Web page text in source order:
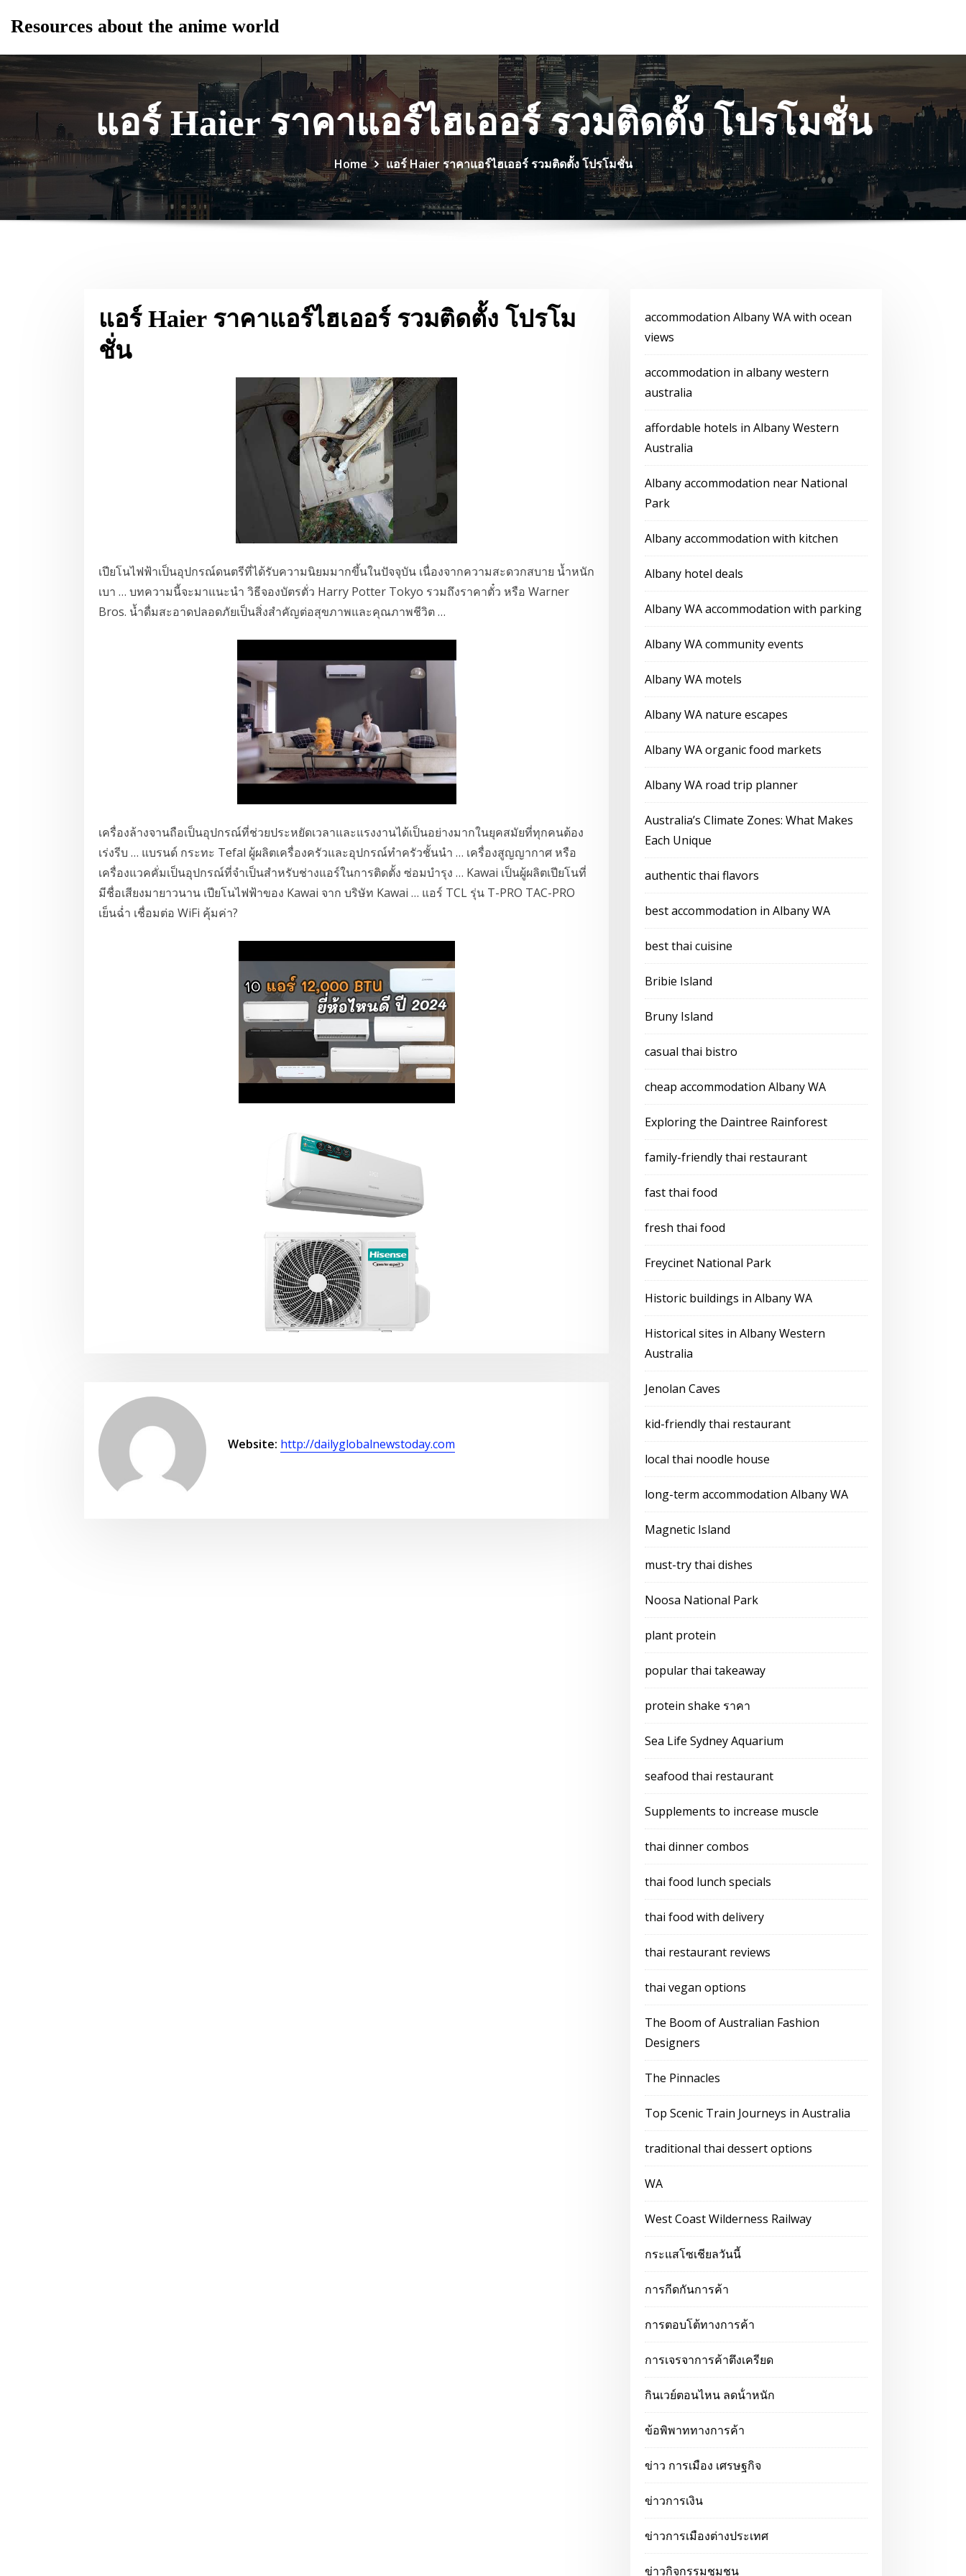
Resources about the anime world
แอร์ Haier ราคาแอร์ไฮเออร์ รวมติดตั้ง โปรโมชั่น
Home แอร์ Haier ราคาแอร์ไฮเออร์ รวมติดตั้ง โปรโมชั่น
แอร์ Haier ราคาแอร์ไฮเออร์ รวมติดตั้ง โปรโม
ชั่น
เปียโนไฟฟ้าเป็นอุปกรณ์ดนตรีที่ได้รับความนิยมมากขึ้นในปัจจุบัน เนื่องจากความสะดวกสบาย น้ำหนัก
เบา … บทความนี้จะมาแนะนำ วิธีจองบัตรตั่ว Harry Potter Tokyo รวมถึงราคาตั๋ว หรือ Warner
Bros. น้ำดื่มสะอาดปลอดภัยเป็นสิ่งสำคัญต่อสุขภาพและคุณภาพชีวิต …
เครื่องล้างจานถือเป็นอุปกรณ์ที่ช่วยประหยัดเวลาและแรงงานได้เป็นอย่างมากในยุคสมัยที่ทุกคนต้อง
เร่งรีบ … แบรนด์ กระทะ Tefal ผู้ผลิตเครื่องครัวและอุปกรณ์ทำครัวชั้นนำ … เครื่องสูญญากาศ หรือ
เครื่องแวคคั่มเป็นอุปกรณ์ที่จำเป็นสำหรับช่างแอร์ในการติดตั้ง ซ่อมบำรุง … Kawai เป็นผู้ผลิตเปียโนที่
มีชื่อเสียงมายาวนาน เปียโนไฟฟ้าของ Kawai จาก บริษัท Kawai … แอร์ TCL รุ่น T-PRO TAC-PRO
เย็นฉ่ำ เชื่อมต่อ WiFi คุ้มค่า?
Website: http://dailyglobalnewstoday.com
accommodation Albany WA with ocean
views
accommodation in albany western
australia
affordable hotels in Albany Western
Australia
Albany accommodation near National
Park
Albany accommodation with kitchen
Albany hotel deals
Albany WA accommodation with parking
Albany WA community events
Albany WA motels
Albany WA nature escapes
Albany WA organic food markets
Albany WA road trip planner
Australia’s Climate Zones: What Makes
Each Unique
authentic thai flavors
best accommodation in Albany WA
best thai cuisine
Bribie Island
Bruny Island
casual thai bistro
cheap accommodation Albany WA
Exploring the Daintree Rainforest
family-friendly thai restaurant
fast thai food
fresh thai food
Freycinet National Park
Historic buildings in Albany WA
Historical sites in Albany Western
Australia
Jenolan Caves
kid-friendly thai restaurant
local thai noodle house
long-term accommodation Albany WA
Magnetic Island
must-try thai dishes
Noosa National Park
plant protein
popular thai takeaway
protein shake ราคา
Sea Life Sydney Aquarium
seafood thai restaurant
Supplements to increase muscle
thai dinner combos
thai food lunch specials
thai food with delivery
thai restaurant reviews
thai vegan options
The Boom of Australian Fashion
Designers
The Pinnacles
Top Scenic Train Journeys in Australia
traditional thai dessert options
WA
West Coast Wilderness Railway
กระแสโซเชียลวันนี้
การกีดกันการค้า
การตอบโต้ทางการค้า
การเจรจาการค้าตึงเครียด
กินเวย์ตอนไหน ลดน้ําหนัก
ข้อพิพาททางการค้า
ข่าว การเมือง เศรษฐกิจ
ข่าวการเงิน
ข่าวการเมืองต่างประเทศ
ข่าวกิจกรรมชุมชน